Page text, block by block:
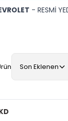
- RESMİ
Son Eklenen